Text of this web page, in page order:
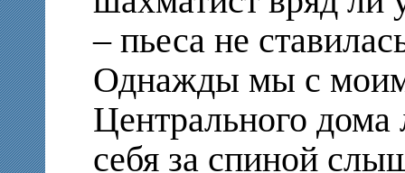
– пьеса не
Однажды мы с моим
Центрального дома
себя за спиной